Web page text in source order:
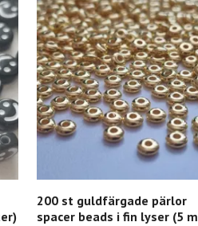
200 st guldfärgade pärlor
spacer beads i fin lyser (5